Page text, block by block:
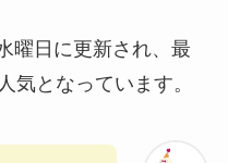
曜日に更新され、最
気となっています。